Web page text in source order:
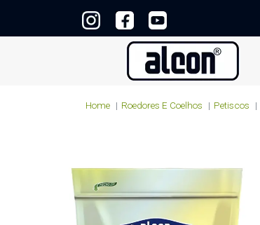
Home Roedores E Coelhos Petiscos